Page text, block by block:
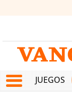
JUEGOS